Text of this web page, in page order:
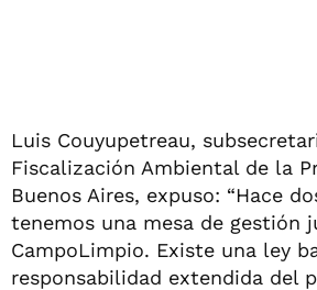
Luis Couyupetreau,
Fiscalización Ambiental de la
Buenos Aires, expuso: “Hace
tenemos una mesa de gestión
CampoLimpio. Existe una ley
responsabilidad extendida del